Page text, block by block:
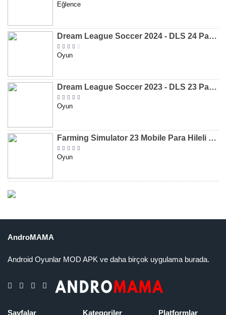
Eğlence
Dream League Soccer 2024 - DLS 24 Para Hileli MOD APK indir [v11.050]
Oyun
Dream League Soccer 2023 - DLS 23 Para Hileli MOD APK [v11.020]
Oyun
Farming Simulator 23 Mobile Para Hileli MOD APK indir [v0.0.0.8]
Oyun
AndroMAMA
Android Oyunlar MOD APK ve daha birçok uygulama burada.
Sayfalar Kategoriler Platformlar